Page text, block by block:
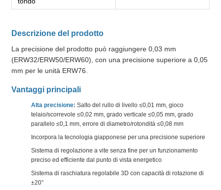
Descrizione del prodotto
La precisione del prodotto può raggiungere 0,03 mm
(ERW32/ERW50/ERW60), con una precisione superiore a 0,05
mm per le unità ERW76.
Vantaggi principali
Alta precisione: Salto del rullo di livello ≤0,01 mm, gioco
telaio/scorrevole ≤0,02 mm, grado verticale ≤0,05 mm, grado
parallelo ≤0,1 mm, errore di diametro/rotondità ≤0,08 mm
Incorpora la tecnologia giapponese per una precisione superiore
Sistema di regolazione a vite senza fine per un funzionamento
preciso ed efficiente dal punto di vista energetico
Sistema di raschiatura regolabile 3D con capacità di rotazione di
±20°